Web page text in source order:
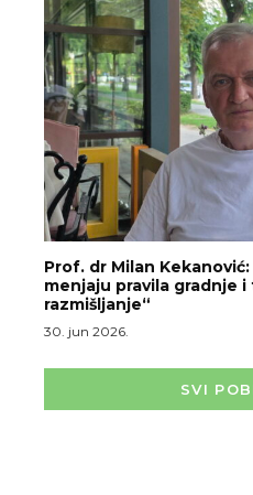
Prof. dr Milan
menjaju pravila gradnje
razmišljanje“
30. jun 2026.
SVI